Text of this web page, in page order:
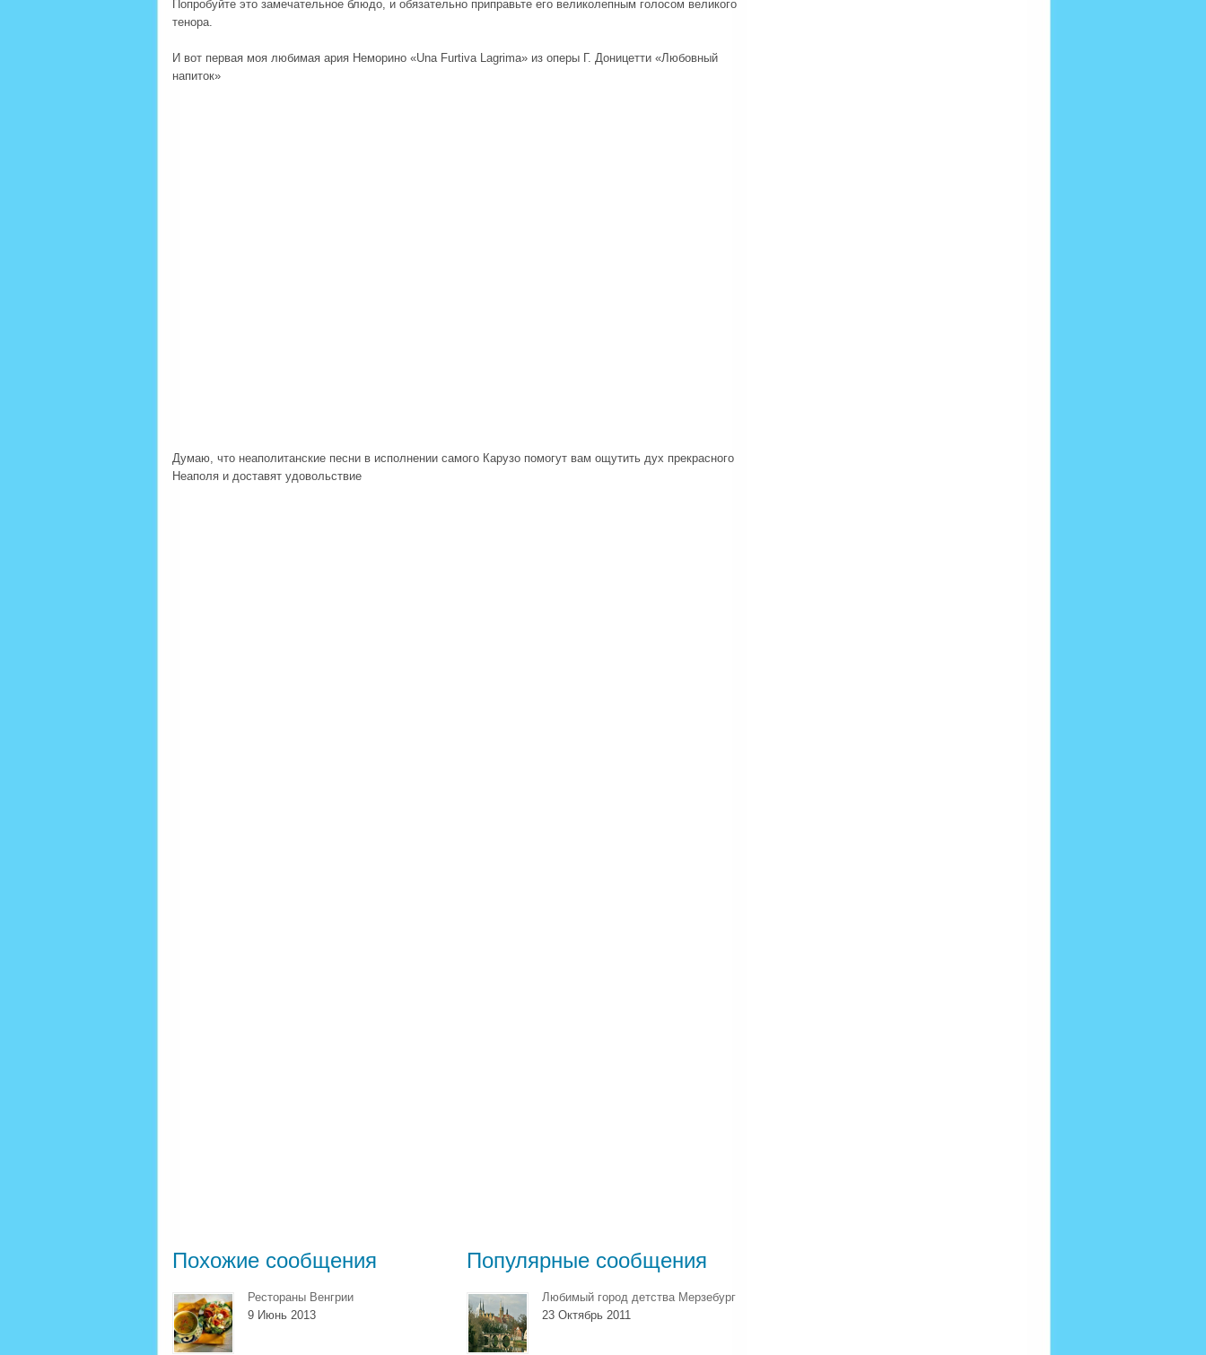
Попробуйте это замечательное блюдо, и обязательно приправьте его великолепным голосом великого
тенора.
И вот первая моя любимая ария Неморино «Una Furtiva Lagrima» из оперы Г. Доницетти «Любовный
напиток»
Думаю, что неаполитанские песни в исполнении самого Карузо помогут вам ощутить дух прекрасного
Неаполя и доставят удовольствие
Похожие сообщения
Рестораны Венгрии
9 Июнь 2013
Популярные сообщения
Любимый город детства Мерзебург
23 Октябрь 2011